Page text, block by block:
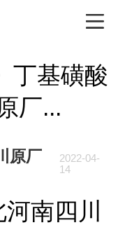
丁基磺酸
厂...
原厂
2022-04-
14
南四川